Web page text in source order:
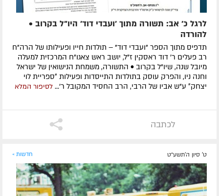
לרגל כ' אב: תשורה מתוך 'ועבדי דוד' היו"ל בקרוב •
להורדה
תדפיס מתוך הספר "ועבדי דוד" – תולדות חייו ופעילותו של הרה"ח
רב פעלים ר' דוד ראסקין ז"ל, יושב ראש צאגו"ח המרכזית למעלה
מיובל שנה, שיו"ל בקרוב • התשורה, משמחת הנישואין של ישראל
וחנה ניו, והפרק עוסק בתולדות התייסדות ופעילות ״ספריית לוי
יצחק״ ע"ש אביו של הרבי, הרב החסיד המקובל ר'... לסיפור המלא
לכתבה
ט' סיון ה׳תשע״ט חדשות »